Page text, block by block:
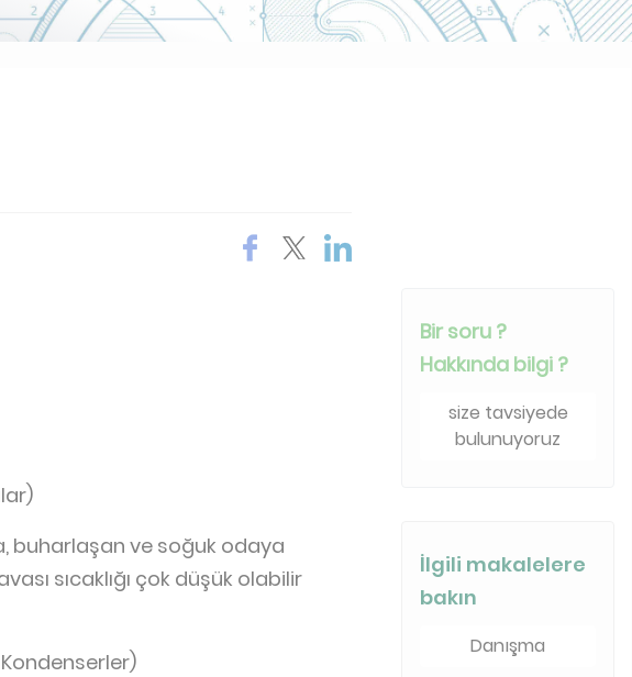
buharlaşan ve soğuk odaya
sıcaklığı çok düşük olabilir
Bir soru ?
Hakkında bilgi ?
size tavsiyede
bulunuyoruz
İlgili makalelere
bakın
Danışma